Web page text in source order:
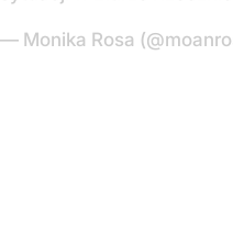
— Monika Rosa